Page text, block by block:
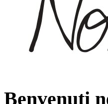
Benvenuti